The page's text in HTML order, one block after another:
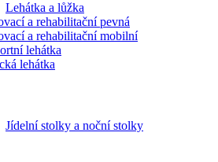
Lehátka a lůžka
a rehabilitační pevná
a rehabilitační mobilní
lehátka
lehátka
Jídelní stolky a noční stolky